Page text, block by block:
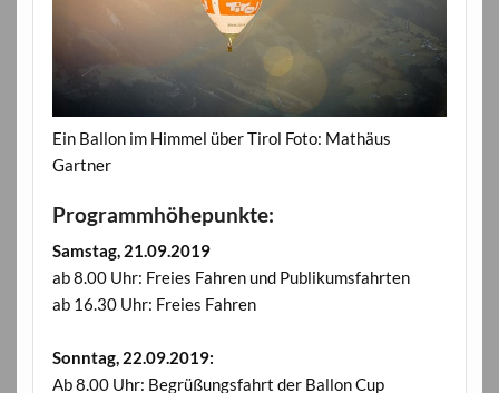
Ein Ballon im Himmel über Tirol Foto: Mathäus
Gartner
Programmhöhepunkte:
Samstag, 21.09.2019
ab 8.00 Uhr: Freies Fahren und Publikumsfahrten
ab 16.30 Uhr: Freies Fahren
Sonntag, 22.09.2019:
Ab 8.00 Uhr: Begrüßungsfahrt der Ballon Cup